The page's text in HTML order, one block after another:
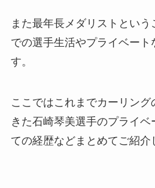
また最年長メダリストという
での選手生活やプライベート
す。
ここではこれまでカーリング
きた石崎琴美選手のプライベ
ての経歴などまとめてご紹介